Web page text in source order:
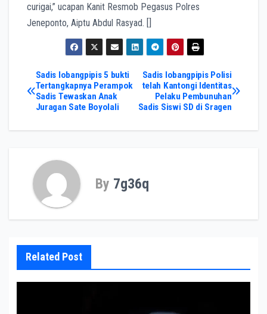
curigai,” ucapan Kanit Resmob Pegasus Polres
Jeneponto, Aiptu Abdul Rasyad. []
Post
navigation
Sadis lobangpipis Polisi
telah Kantongi Identitas
Pelaku Pembunuhan
Sadis Siswi SD di Sragen
Sadis lobangpipis 5 bukti
Tertangkapnya Perampok
Sadis Tewaskan Anak
Juragan Sate Boyolali
By 7g36q
Related Post